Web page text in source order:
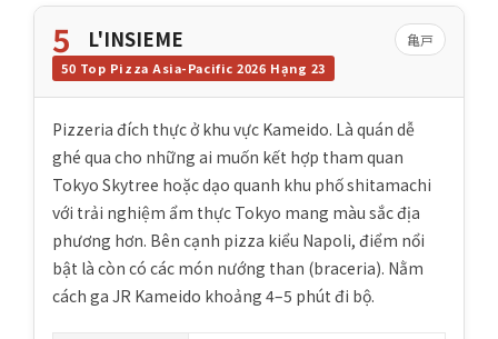
5 L'INSIEME 亀戸
50 Top Pizza Asia-Pacific 2026 Hạng 23
Pizzeria đích thực ở khu vực Kameido. Là quán dễ
ghé qua cho những ai muốn kết hợp tham quan
Tokyo Skytree hoặc dạo quanh khu phố shitamachi
với trải nghiệm ẩm thực Tokyo mang màu sắc địa
phương hơn. Bên cạnh pizza kiểu Napoli, điểm nổi
bật là còn có các món nướng than (braceria). Nằm
cách ga JR Kameido khoảng 4–5 phút đi bộ.